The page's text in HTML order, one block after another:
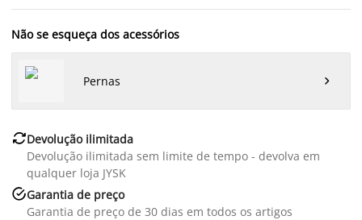
Não se esqueça dos acessórios
Pernas 
Devolução ilimitada
Devolução ilimitada sem limite de tempo - devolva em
qualquer loja JYSK
Garantia de preço
Garantia de preço de 30 dias em todos os artigos